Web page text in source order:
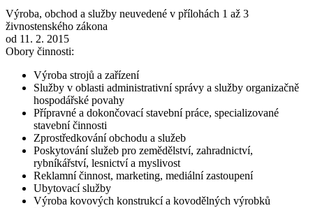
Výroba, obchod a služby neuvedené v přílohách 1 až 3
živnostenského zákona
od 11. 2. 2015
Obory činnosti:
Výroba strojů a zařízení
Služby v oblasti administrativní správy a služby organizačně
hospodářské povahy
Přípravné a dokončovací stavební práce, specializované
stavební činnosti
Zprostředkování obchodu a služeb
Poskytování služeb pro zemědělství, zahradnictví,
rybníkářství, lesnictví a myslivost
Reklamní činnost, marketing, mediální zastoupení
Ubytovací služby
Výroba kovových konstrukcí a kovodělných výrobků